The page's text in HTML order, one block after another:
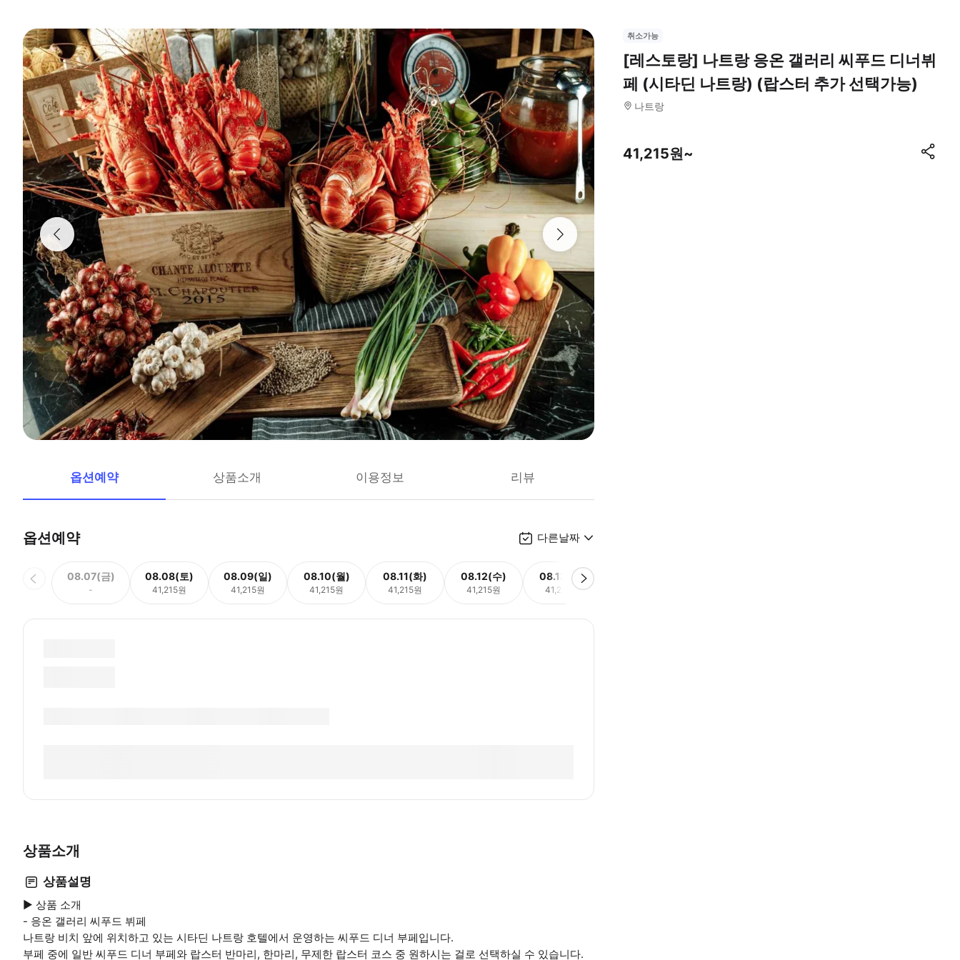
옵션예약 상품소개 이용정보 리뷰
옵션예약 다른날짜
08.07(금)
-
08.08(토)
41,215원
08.09(일)
41,215원
08.10(월)
41,215원
08.11(화)
41,215원
08.12(수)
41,215원
08.13(목)
41,215원
상품소개
상품설명
▶ 상품 소개
- 응온 갤러리 씨푸드 뷔페
나트랑 비치 앞에 위치하고 있는 시타딘 나트랑 호텔에서 운영하는 씨푸드 디너 부페입니다.
부페 중에 일반 씨푸드 디너 부페와 랍스터 반마리, 한마리, 무제한 랍스터 코스 중 원하시는 걸로 선택하실 수 있습니다.
취소가능
[레스토랑] 나트랑 응온 갤러리 씨푸드 디너뷔
페 (시타딘 나트랑) (랍스터 추가 선택가능)
나트랑
41,215원~